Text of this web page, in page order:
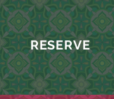
RESERVE